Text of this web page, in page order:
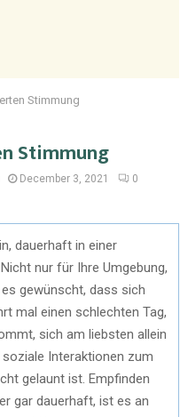
Stimmung
Stimmung
December 3, 2021
0
dauerhaft in einer
nur für Ihre Umgebung,
gewünscht, dass sich
mal einen schlechten Tag,
sich am liebsten allein
Interaktionen zum
gelaunt ist. Empfinden
gar dauerhaft, ist es an